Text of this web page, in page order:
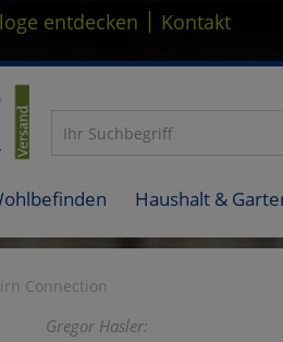
entdecken | Kontakt
Haushalt &
Connection
Gregor Hasler: